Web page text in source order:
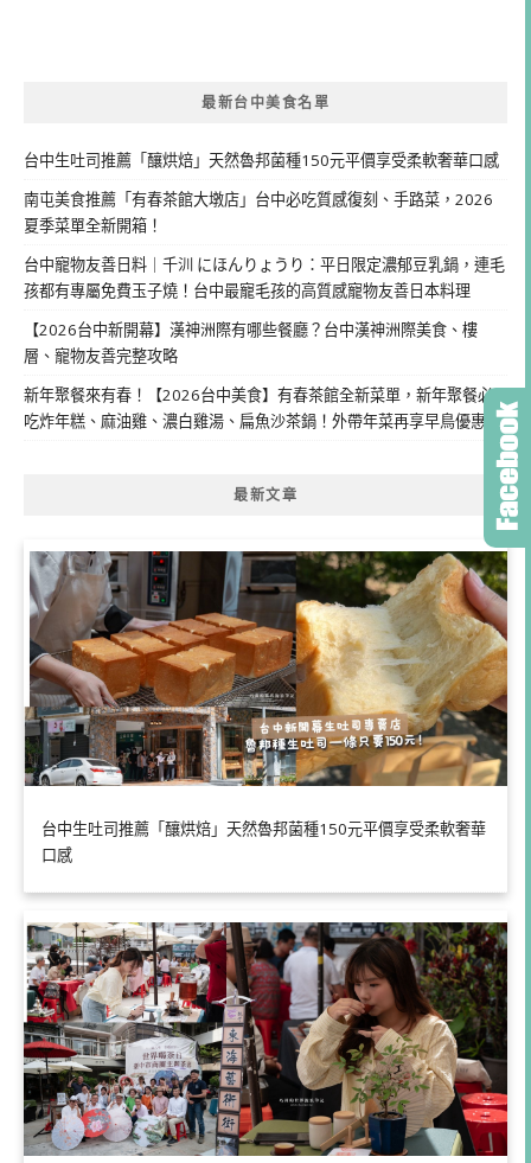
最新台中美食名單
台中生吐司推薦「釀烘焙」天然魯邦菌種150元平價享受柔軟奢華口感
南屯美食推薦「有春茶館大墩店」台中必吃質感復刻、手路菜，2026
夏季菜單全新開箱！
台中寵物友善日料｜千汌 にほんりょうり：平日限定濃郁豆乳鍋，連毛
孩都有專屬免費玉子燒！台中最寵毛孩的高質感寵物友善日本料理
【2026台中新開幕】漢神洲際有哪些餐廳？台中漢神洲際美食、樓
層、寵物友善完整攻略
新年聚餐來有春！【2026台中美食】有春茶館全新菜單，新年聚餐必
吃炸年糕、麻油雞、濃白雞湯、扁魚沙茶鍋！外帶年菜再享早鳥優惠
最新文章
台中生吐司推薦「釀烘焙」天然魯邦菌種150元平價享受柔軟奢華
口感